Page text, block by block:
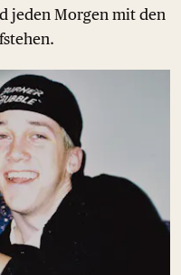
jeden Morgen mit den